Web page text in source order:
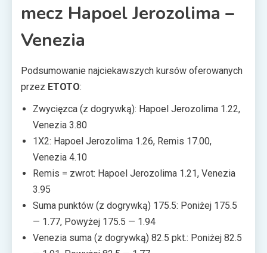
mecz Hapoel Jerozolima –
Venezia
Podsumowanie najciekawszych kursów oferowanych
przez ETOTO:
Zwycięzca (z dogrywką): Hapoel Jerozolima 1.22,
Venezia 3.80
1X2: Hapoel Jerozolima 1.26, Remis 17.00,
Venezia 4.10
Remis = zwrot: Hapoel Jerozolima 1.21, Venezia
3.95
Suma punktów (z dogrywką) 175.5: Poniżej 175.5
— 1.77, Powyżej 175.5 — 1.94
Venezia suma (z dogrywką) 82.5 pkt.: Poniżej 82.5